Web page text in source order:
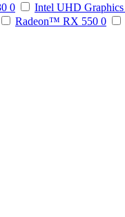
0 Intel UHD
Radeon™ RX 550 0